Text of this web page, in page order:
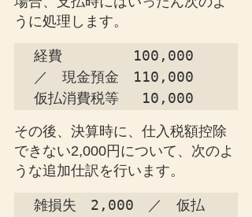
うに処理します。
経費　　　　　100,000
／　現金預金　110,000
仮払消費税等　 10,000
その後、決算時に、仕入税額控除
できない2,000円について、次のよ
うな追加仕訳を行います。
雑損失　2,000　／　仮払